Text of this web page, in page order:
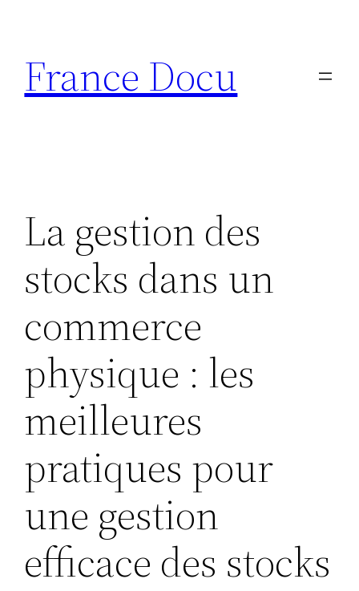
contenu
France Docu
La gestion des
stocks dans un
commerce
physique : les
meilleures
pratiques pour
une gestion
efficace des stocks